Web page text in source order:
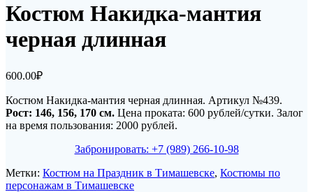
Костюм Накидка-мантия
черная длинная
600.00₽
Костюм Накидка-мантия черная длинная. Артикул №439.
Рост: 146, 156, 170 см. Цена проката: 600 рублей/сутки. Залог
на время пользования: 2000 рублей.
Забронировать: +7 (989) 266-10-98
Метки: Костюм на Праздник в Тимашевске, Костюмы по
персонажам в Тимашевске